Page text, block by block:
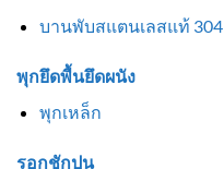
บานพับสแตนเลสแท้ 304
พุกยึดพื้นยึดผนัง
พุกเหล็ก
รอกชักปูน